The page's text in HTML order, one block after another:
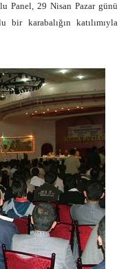
Panel, 29 Nisan Pazar günü
bir karabalığın katılımıyla